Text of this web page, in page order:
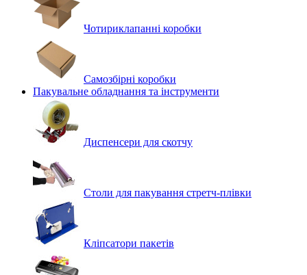
Чотириклапанні коробки
Самозбірні коробки
Пакувальне обладнання та інструменти
Диспенсери для скотчу
Столи для пакування стретч-плівки
Кліпсатори пакетів